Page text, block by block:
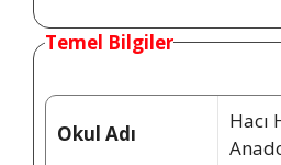
Temel Bilgiler
Okul Adı
Hacı